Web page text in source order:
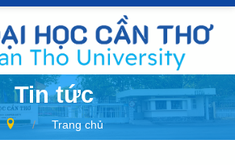
Tin tức
Trang chủ